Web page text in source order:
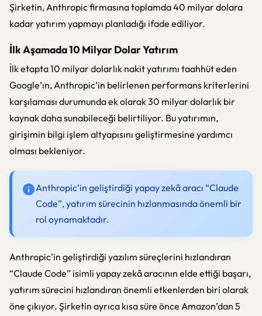
Şirketin,Anthropicfirmasına toplamda 40 milyar dolara
kadar yatırım yapmayı planladığı ifade ediliyor.
İlk Aşamada 10 Milyar Dolar Yatırım
İlk etapta 10 milyar dolarlık nakit yatırımı taahhüt eden
Google’ın, Anthropic’in belirlenen performans kriterlerini
karşılaması durumunda ek olarak 30 milyar dolarlık bir
kaynak daha sunabileceği belirtiliyor. Bu yatırımın,
girişimin bilgi işlem altyapısını geliştirmesine yardımcı
olması bekleniyor.
Anthropic’in geliştirdiği yapay zekâ aracı “Claude
Code”, yatırım sürecinin hızlanmasında önemli bir
rol oynamaktadır.
Anthropic’in geliştirdiği yazılım süreçlerini hızlandıran
“Claude Code” isimli yapay zekâ aracının elde ettiği başarı,
yatırım sürecini hızlandıran önemli etkenlerden biri olarak
öne çıkıyor. Şirketin ayrıca kısa süre önce Amazon’dan 5